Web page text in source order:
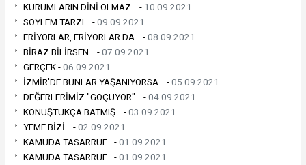
KURUMLARIN DİNİ OLMAZ... - 10.09.2021
SÖYLEM TARZI... -09.09.2021
ERİYORLAR, ERİYORLAR DA... -08.09.2021
BİRAZ BİLİRSEN... -07.09.2021
GERÇEK -06.09.2021
İZMİR'DE BUNLAR YAŞANIYORSA... -05.09.2021
DEĞERLERİMİZ "GÖÇÜYOR"... -04.09.2021
KONUŞTUKÇA BATMIŞ... -03.09.2021
YEME BİZİ... -02.09.2021
KAMUDA TASARRUF... -01.09.2021
KAMUDA TASARRUF... -01.09.2021